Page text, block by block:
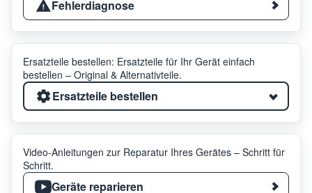
Fehlerdiagnose
Ersatzteile bestellen: Ersatzteile für Ihr Gerät einfach
bestellen – Original & Alternativteile.
Ersatzteile bestellen
Video-Anleitungen zur Reparatur Ihres Gerätes – Schritt für
Schritt.
Geräte reparieren